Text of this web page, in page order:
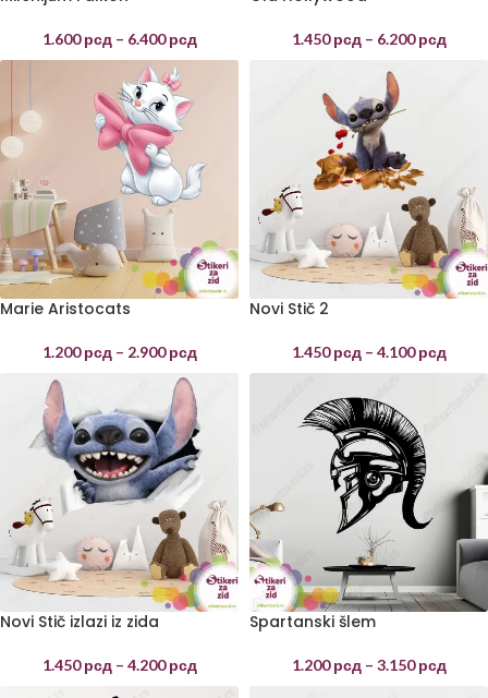
1.600рсд – 6.400рсд 1.450рсд – 6.200рсд
Marie Aristocats
1.200рсд – 2.900рсд
Novi Stič 2
1.450рсд – 4.100рсд
Novi Stič izlazi iz zida
1.450рсд – 4.200рсд
Spartanski šlem
1.200рсд – 3.150рсд